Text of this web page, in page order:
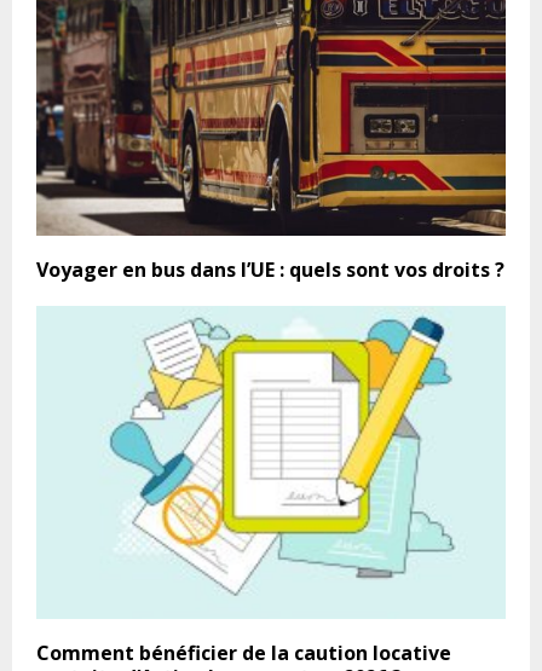
Voyager en bus dans l’UE : quels sont vos droits ?
Comment bénéficier de la caution locative